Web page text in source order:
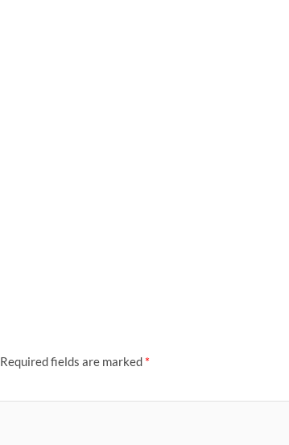
Required fields are marked *